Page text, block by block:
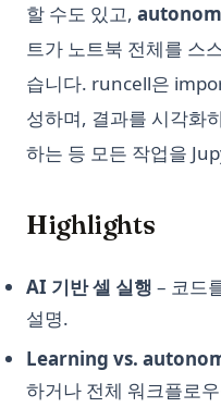
‘ChatGPT Something
문제 해결 가이드
개인화된 GPT: 나만의 GPT
고급 가이드: 파이썬에서
고급 챗봇 배포를 위한 맞춤
기술 채용을 위한 GPT: 채용
비즈니스 및 개인용
상위 10개 오픈소스
예술 마스터하기: 로그인 없
오토GPT 사용법: 단계별 가
Python f-strings: The
Literals
Python f-strings: 포맷된 문
Python heapq: Priority
Python itertools:
Python map() Function:
Python map() 함수: 예제로
Python os Module: File
Python os 모듈: 파일 및 디
Python subprocess: Python
할 수도 있고,
트가 노트북 전체를 스
습니다. runcell은
성하며, 결과를 시각화
하는 등 모든 작업을
Highlights
AI 기반 셀 실행 – 코드
설명.
Learning vs.
하거나 전체 워크플로